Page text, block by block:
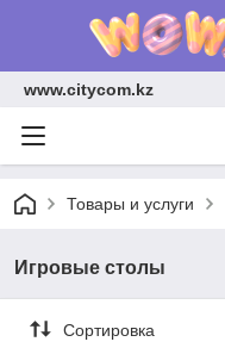
www.citycom.kz
Товары и услуги
Игровые столы
Сортировка